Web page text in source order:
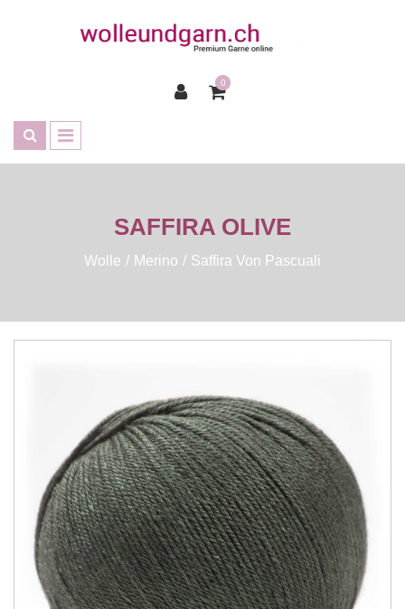
0
SAFFIRA OLIVE
Wolle Merino Saffira Von Pascuali